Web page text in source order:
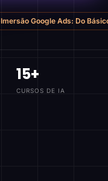
Imersão Google Ads: Do
15+
CURSOS DE IA